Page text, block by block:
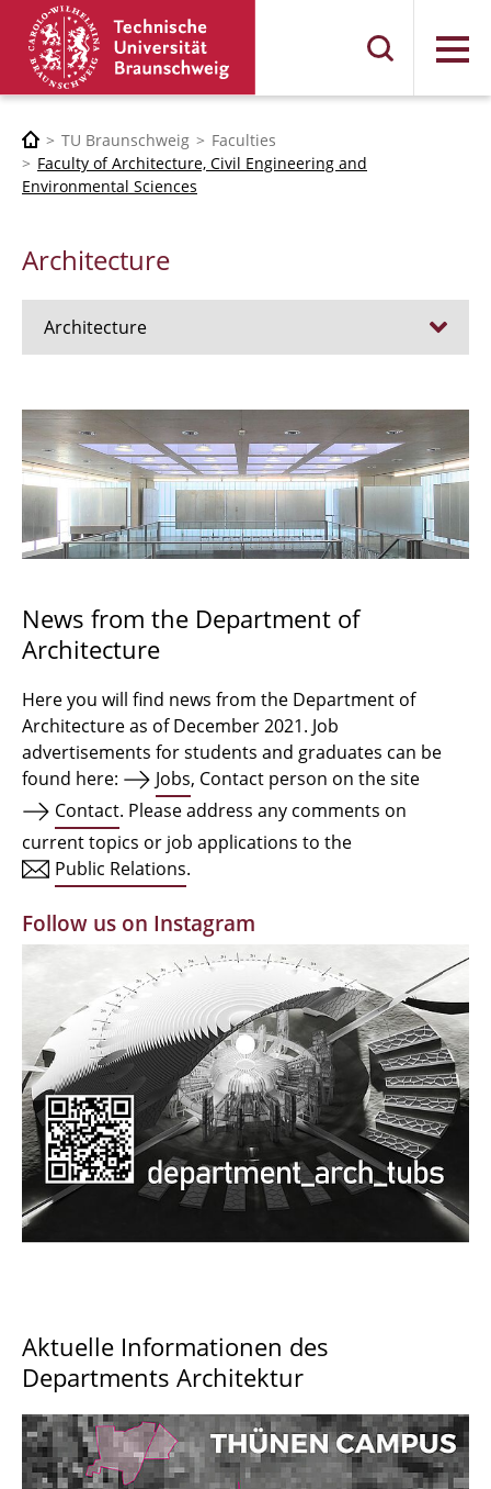
Menu
TU Braunschweig
Faculties
Faculty of Architecture, Civil Engineering and
Environmental Sciences
Architecture
Architecture
Admission procedure 2024
Bachelor Architecture
Bachelor Architecture+
Qualification profile
Semester Programme
Internationales
Facilities
Alumni | cloud club
Documents and Downloads
News from the Department of
Architecture
Here you will find news from the Department of
Architecture as of December 2021. Job
advertisements for students and graduates can be
found here:
Jobs, Contact person on the site
Contact. Please address any comments on
current topics or job applications to the
Public Relations.
Follow us on Instagram
Aktuelle Informationen des
Departments Architektur